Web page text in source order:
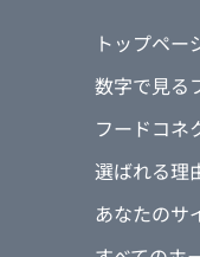
トップペー
数字で見る
フードコネ
選ばれる理
あなたのサ